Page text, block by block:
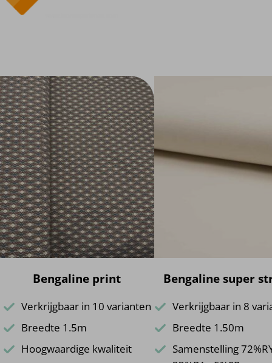
Bengaline print
Verkrijgbaar in 10 varianten
Breedte 1.5m
Hoogwaardige kwaliteit
Bengaline super
Verkrijgbaar in 8
Breedte 1.50m
Samenstelling